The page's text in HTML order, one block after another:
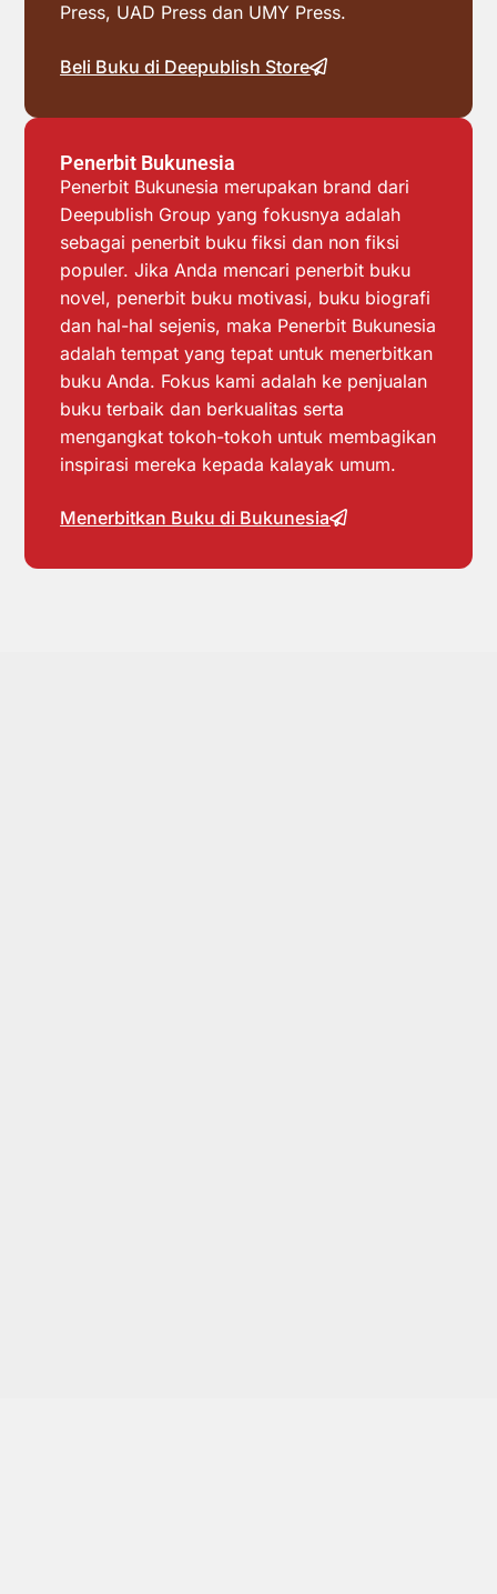
Press, UAD Press dan UMY Press.
Beli Buku di Deepublish Store
Penerbit Bukunesia
Penerbit Bukunesia merupakan brand dari
Deepublish Group yang fokusnya adalah
sebagai penerbit buku fiksi dan non fiksi
populer. Jika Anda mencari penerbit buku
novel, penerbit buku motivasi, buku biografi
dan hal-hal sejenis, maka Penerbit Bukunesia
adalah tempat yang tepat untuk menerbitkan
buku Anda. Fokus kami adalah ke penjualan
buku terbaik dan berkualitas serta
mengangkat tokoh-tokoh untuk membagikan
inspirasi mereka kepada kalayak umum.
Menerbitkan Buku di Bukunesia